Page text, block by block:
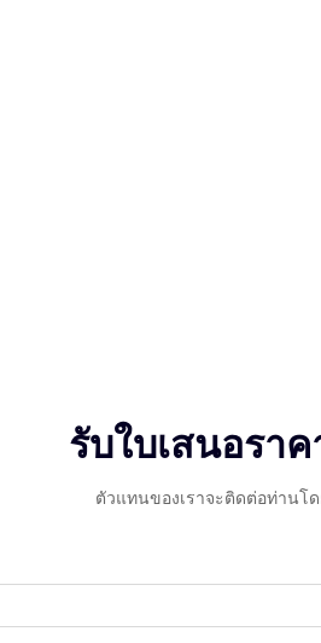
รับใบเสนอรา
ตัวแทนของเราจะติดต่อท่านโด